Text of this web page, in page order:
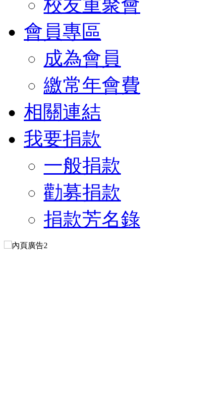
校友重聚會
會員專區
成為會員
繳常年會費
相關連結
我要捐款
一般捐款
勸募捐款
捐款芳名錄